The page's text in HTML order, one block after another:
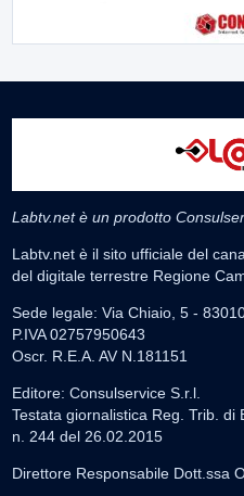
Labtv.net è un prodotto
Labtv.net è il sito ufficiale del
del digitale terrestre Regione
Sede legale: Via Chiaio, 5 -
P.IVA 02757950643
Oscr. R.E.A. AV N.181151
Editore: Consulservice S.r.l.
Testata giornalistica Reg. Trib. di
n. 244 del 26.02.2015
Direttore Responsabile Dott.ssa